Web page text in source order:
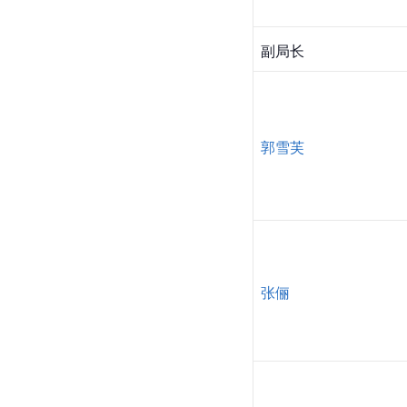
副局长
郭雪芙
张俪